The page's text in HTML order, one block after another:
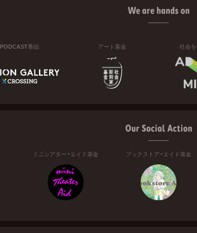
We are hands on
PODCAST番組 アート基金 社会
Our Social Action
ミニシアター・エイド基金 ブックストア・エイド基金